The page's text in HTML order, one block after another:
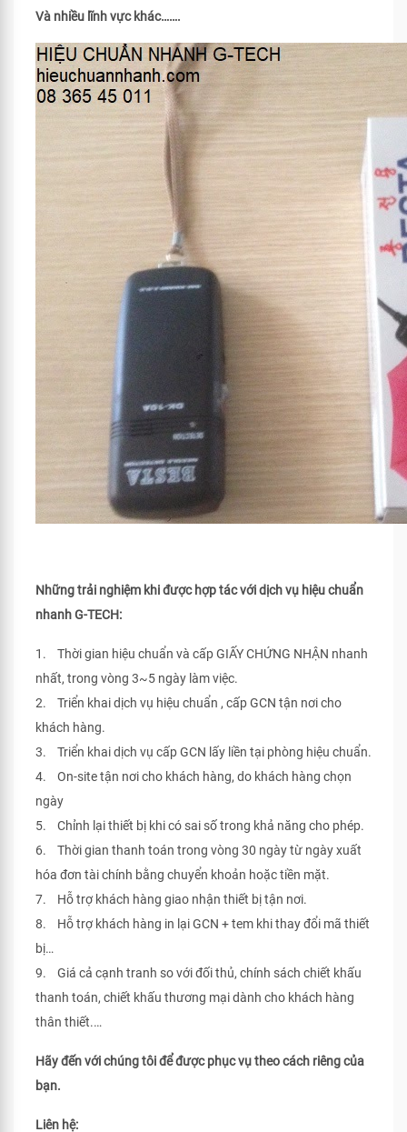
Và nhiều lĩnh vực khác…….
Những trải nghiệm khi được hợp tác với dịch vụ hiệu chuẩn
nhanh G-TECH:
1. Thời gian hiệu chuẩn và cấp GIẤY CHỨNG NHẬN nhanh
nhất, trong vòng 3~5 ngày làm việc.
2. Triển khai dịch vụ hiệu chuẩn , cấp GCN tận nơi cho
khách hàng.
3. Triển khai dịch vụ cấp GCN lấy liền tại phòng hiệu chuẩn.
4. On-site tận nơi cho khách hàng, do khách hàng chọn
ngày
5. Chỉnh lại thiết bị khi có sai số trong khả năng cho phép.
6. Thời gian thanh toán trong vòng 30 ngày từ ngày xuất
hóa đơn tài chính bằng chuyển khoản hoặc tiền mặt.
7. Hỗ trợ khách hàng giao nhận thiết bị tận nơi.
8. Hỗ trợ khách hàng in lại GCN + tem khi thay đổi mã thiết
bị…
9. Giá cả cạnh tranh so với đối thủ, chính sách chiết khấu
thanh toán, chiết khấu thương mại dành cho khách hàng
thân thiết.…
Hãy đến với chúng tôi để được phục vụ theo cách riêng của
bạn.
Liên hệ: